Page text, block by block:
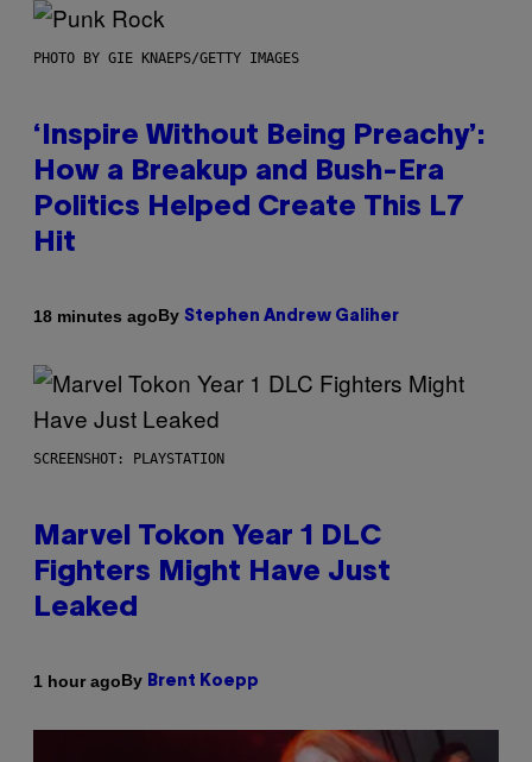
PHOTO BY GIE KNAEPS/GETTY IMAGES
‘Inspire Without Being Preachy’:
How a Breakup and Bush-Era
Politics Helped Create This L7
Hit
18 minutes agoBy Stephen Andrew Galiher
SCREENSHOT: PLAYSTATION
Marvel Tokon Year 1 DLC
Fighters Might Have Just
Leaked
1 hour agoBy Brent Koepp